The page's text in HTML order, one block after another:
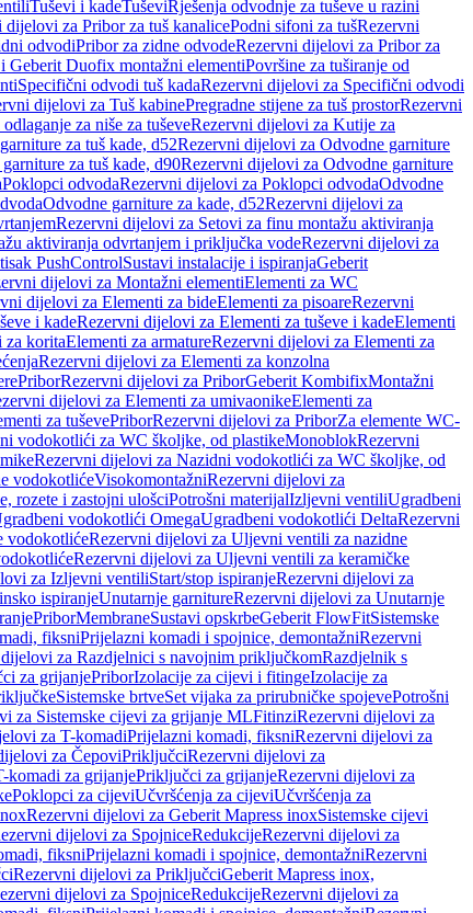
Tuševi i kadeTuševiRješenja odvodnje za tuševe u razini
dijelovi za Pribor za tuš kanalicePodni sifoni za tušRezervni
odvodiPribor za zidne odvodeRezervni dijelovi za Pribor za
Geberit Duofix montažni elementiPovršine za tuširanje od
Specifični odvodi tuš kadaRezervni dijelovi za Specifični odvodi
dijelovi za Tuš kabinePregradne stijene za tuš prostorRezervni
za niše za tuševeRezervni dijelovi za Kutije za
za tuš kade, d52Rezervni dijelovi za Odvodne garniture
za tuš kade, d90Rezervni dijelovi za Odvodne garniture
Poklopci odvodaRezervni dijelovi za Poklopci odvodaOdvodne
Odvodne garniture za kade, d52Rezervni dijelovi za
Rezervni dijelovi za Setovi za finu montažu aktiviranja
aktiviranja odvrtanjem i priključka vodeRezervni dijelovi za
PushControlSustavi instalacije i ispiranjaGeberit
dijelovi za Montažni elementiElementi za WC
dijelovi za Elementi za bideElementi za pisoareRezervni
i kadeRezervni dijelovi za Elementi za tuševe i kadeElementi
za koritaElementi za armatureRezervni dijelovi za Elementi za
Rezervni dijelovi za Elementi za konzolna
PriborRezervni dijelovi za PriborGeberit KombifixMontažni
dijelovi za Elementi za umivaonikeElementi za
za tuševePriborRezervni dijelovi za PriborZa elemente WC-
vodokotlići za WC školjke, od plastikeMonoblokRezervni
Rezervni dijelovi za Nazidni vodokotlići za WC školjke, od
vodokotlićeVisokomontažniRezervni dijelovi za
rozete i zastojni ulošciPotrošni materijalIzljevni ventiliUgradbeni
vodokotlići OmegaUgradbeni vodokotlići DeltaRezervni
vodokotlićeRezervni dijelovi za Uljevni ventili za nazidne
Rezervni dijelovi za Uljevni ventili za keramičke
za Izljevni ventiliStart/stop ispiranjeRezervni dijelovi za
ispiranjeUnutarnje garnitureRezervni dijelovi za Unutarnje
PriborMembraneSustavi opskrbeGeberit FlowFitSistemske
fiksniPrijelazni komadi i spojnice, demontažniRezervni
za Razdjelnici s navojnim priključkomRazdjelnik s
za grijanjePriborIzolacije za cijevi i fitingeIzolacije za
Sistemske brtveSet vijaka za prirubničke spojevePotrošni
za Sistemske cijevi za grijanje MLFitinziRezervni dijelovi za
za T-komadiPrijelazni komadi, fiksniRezervni dijelovi za
za ČepoviPriključciRezervni dijelovi za
komadi za grijanjePriključci za grijanjeRezervni dijelovi za
Poklopci za cijeviUčvršćenja za cijeviUčvršćenja za
Rezervni dijelovi za Geberit Mapress inoxSistemske cijevi
dijelovi za SpojniceRedukcijeRezervni dijelovi za
fiksniPrijelazni komadi i spojnice, demontažniRezervni
Rezervni dijelovi za PriključciGeberit Mapress inox,
dijelovi za SpojniceRedukcijeRezervni dijelovi za